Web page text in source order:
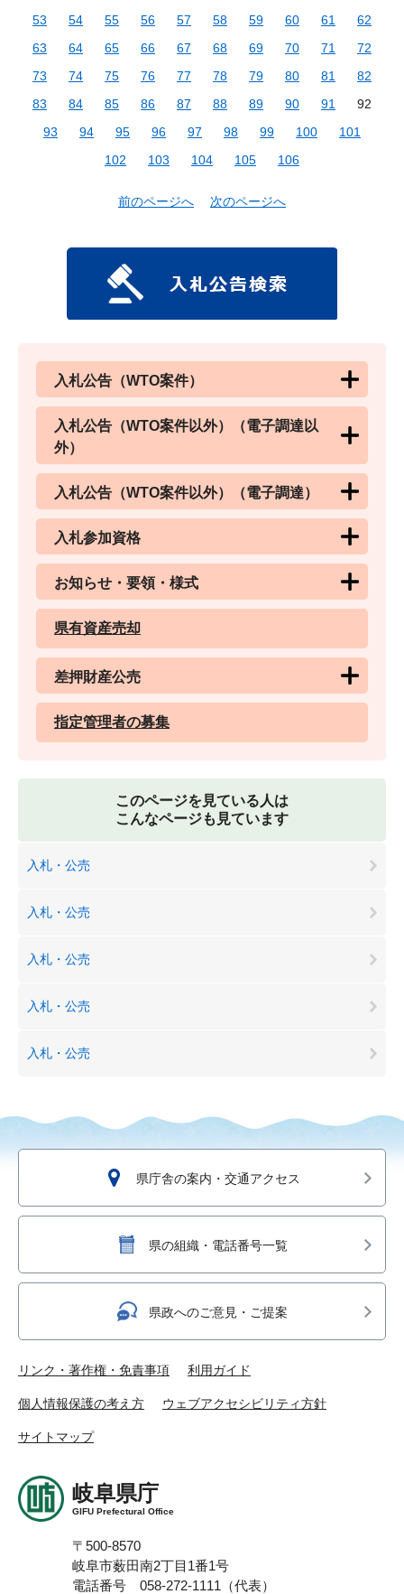
53
54 55 56 57 58 59 60 61
62
63
64 65 66 67 68 69 70 71
72
73
74 75 76 77 78 79 80 81
82
83
84 85 86 87 88 89 90 91
92
93
94 95 96 97 98 99 100
101
102
103 104 105 106
前のページへ 次のページへ
入札公告（WTO案件）
入札公告（WTO案件以外）（電子調達以
外）
入札公告（WTO案件以外）（電子調達）
入札参加資格
お知らせ・要領・様式
県有資産売却
差押財産公売
指定管理者の募集
このページを見ている人は
こんなページも見ています
入札・公売
入札・公売
入札・公売
入札・公売
入札・公売
県庁舎の案内・交通アクセス
県の組織・電話番号一覧
県政へのご意見・ご提案
リンク・著作権・免責事項 利用ガイド
個人情報保護の考え方 ウェブアクセシビリティ方針
サイトマップ
岐阜県庁
GIFU Prefectural Office
〒500-8570
岐阜市薮田南2丁目1番1号
電話番号 058-272-1111（代表）